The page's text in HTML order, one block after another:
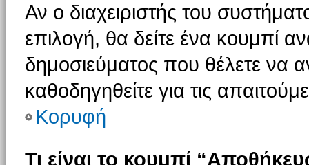
Αν ο διαχειριστής του
επιλογή, θα δείτε ένα κουμπί
δημοσιεύματος που θέλετε να
καθοδηγηθείτε για τις
Κορυφή
Τι είναι το κουμπί